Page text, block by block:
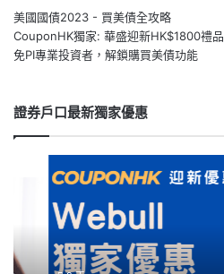
美國國債2023 - 買美債全攻略
CouponHK獨家: 華盛迎新HK$1800禮品
免PI專業投資者，解鎖購買美債功能
證券戶口最新獨家優惠
優